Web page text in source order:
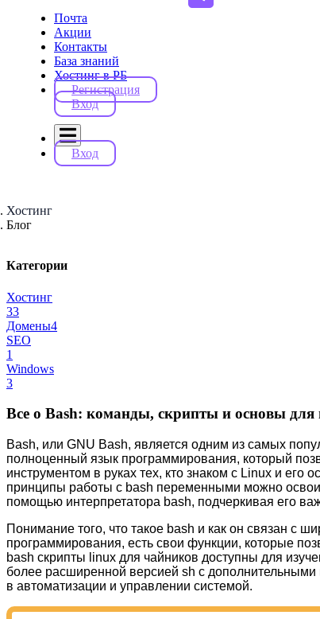
Почта
Акции
Контакты
База знаний
Хостинг в РБ
Регистрация
Вход
Вход
Хостинг
Блог
Категории
Хостинг
33
Домены4
SEO
1
Windows
3
Все о Bash: команды, скрипты и основы
Bash, или GNU Bash, является одним из самых
полноценный язык программирования, который
инструментом в руках тех, кто знаком с Linux и
принципы работы с bash переменными можно
помощью интерпретатора bash, подчеркивая его
Понимание того, что такое bash и как он связан с
программирования, есть свои функции, которые
bash скрипты linux для чайников доступны для
более расширенной версией sh с
в автоматизации и управлении системой.